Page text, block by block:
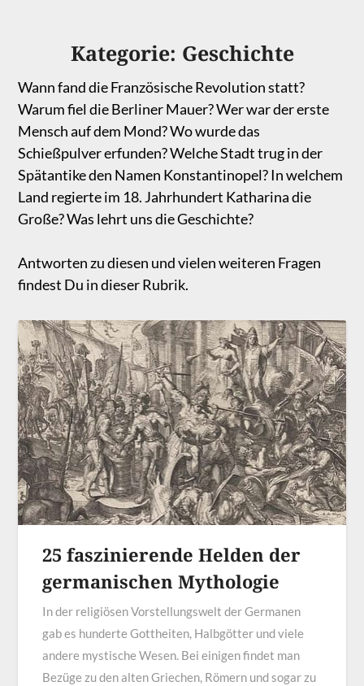
Kategorie: Geschichte
Wann fand die Französische Revolution statt?
Warum fiel die Berliner Mauer? Wer war der erste
Mensch auf dem Mond? Wo wurde das
Schießpulver erfunden? Welche Stadt trug in der
Spätantike den Namen Konstantinopel? In welchem
Land regierte im 18. Jahrhundert Katharina die
Große? Was lehrt uns die Geschichte?
Antworten zu diesen und vielen weiteren Fragen
findest Du in dieser Rubrik.
25 faszinierende Helden der
germanischen Mythologie
In der religiösen Vorstellungswelt der Germanen
gab es hunderte Gottheiten, Halbgötter und viele
andere mystische Wesen. Bei einigen findet man
Bezüge zu den alten Griechen, Römern und sogar zu